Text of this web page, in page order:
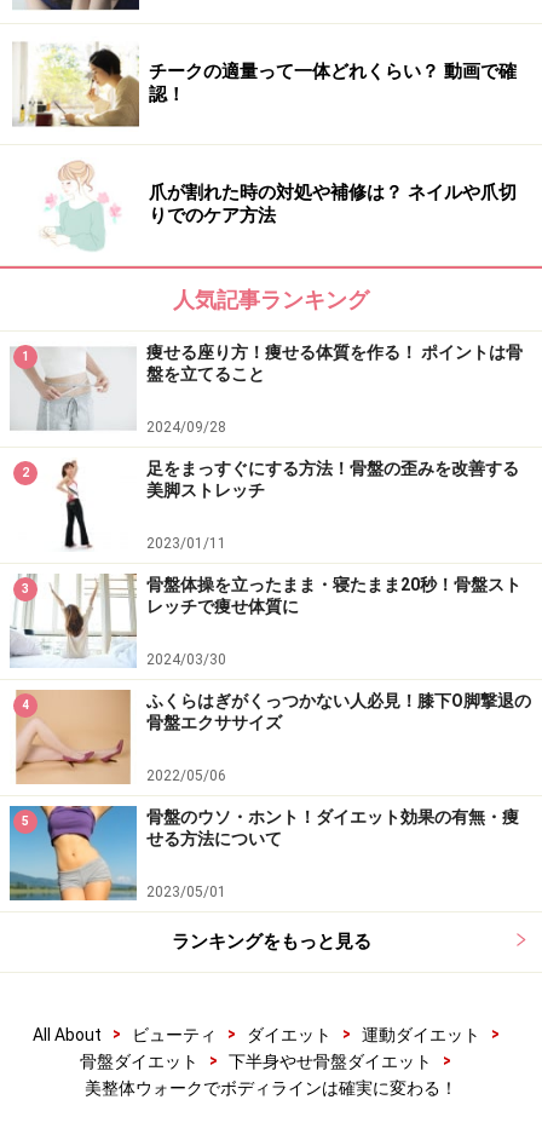
チークの適量って一体どれくらい？ 動画で確
認！
爪が割れた時の対処や補修は？ ネイルや爪切
りでのケア方法
人気記事ランキング
1
痩せる座り方！痩せる体質を作る！ ポイントは骨
盤を立てること
2024/09/28
2
足をまっすぐにする方法！骨盤の歪みを改善する
美脚ストレッチ
2023/01/11
3
骨盤体操を立ったまま・寝たまま20秒！骨盤スト
レッチで痩せ体質に
2024/03/30
4
ふくらはぎがくっつかない人必見！膝下O脚撃退の
骨盤エクササイズ
2022/05/06
5
骨盤のウソ・ホント！ダイエット効果の有無・痩
せる方法について
2023/05/01
ランキングをもっと見る
All About > ビューティ > ダイエット > 運動ダイエット
>
骨盤ダイエット
> 下半身やせ骨盤ダイエット
>
美整体ウォークでボディラインは確実に変わる！